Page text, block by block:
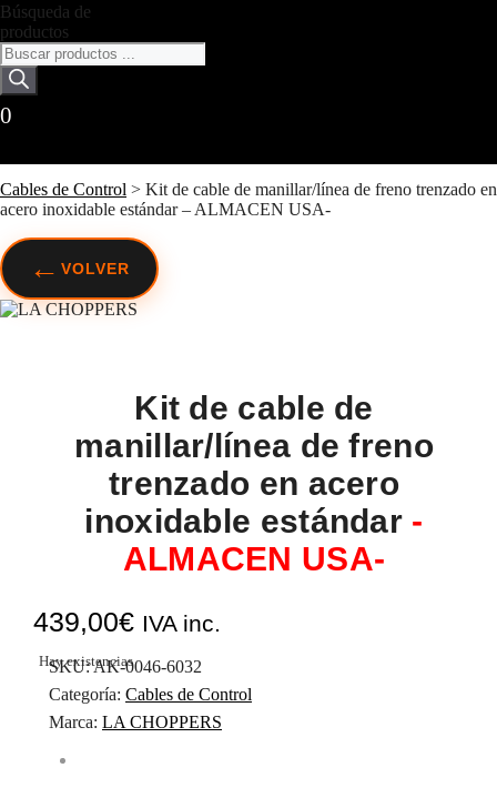
Cables de Control > Kit de cable de manillar/línea de freno trenzado en
acero inoxidable estándar – ALMACEN USA-
Búsqueda de
productos
0
← VOLVER
Kit de cable de
manillar/línea de freno
trenzado en acero
inoxidable estándar -
ALMACEN USA-
439,00€ IVA inc.
Hay existencias
SKU:AK-0046-6032
Categoría: Cables de Control
Marca: LA CHOPPERS